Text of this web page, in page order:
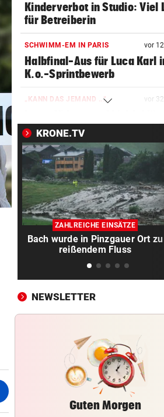
Kinderverbot in Studio: Viel
für Betreiberin
SCHWIMM-EM IN PARIS vor
Halbfinal-Aus für Luca Karl
K.o.-Sprintbewerb
„KANN DAS JEMAND ...“ vor
Braathen ausflippen
NA MAHLZEIT! vor 38
Nordkorea empfiehlt
gegen die Hitze
MUTTER IM KRANKENHAUS vor
Bub nach Pestizideinsatz in
Türkei gestorben
Würden Sie einen Politiker
VON OIDA BIS CRINGE
Warum sich Jugendwörter
DIE EINZELNEN PHASEN
Wenn das Wasser ausgeht:
Österreichs Notfallplan
MARTYRIUM IN WIEN vor
KRONE.TV
ZAHLREICHE EINSÄTZE
Bach wurde in Pinzgauer Ort zu
reißendem Fluss
NEWSLETTER
Guten Morgen